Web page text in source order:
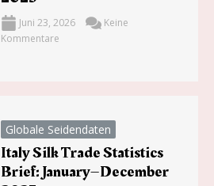
Juni 23, 2026
Keine
Kommentare
Globale Seidendaten
Italy Silk Trade Statistics
Brief: January–December